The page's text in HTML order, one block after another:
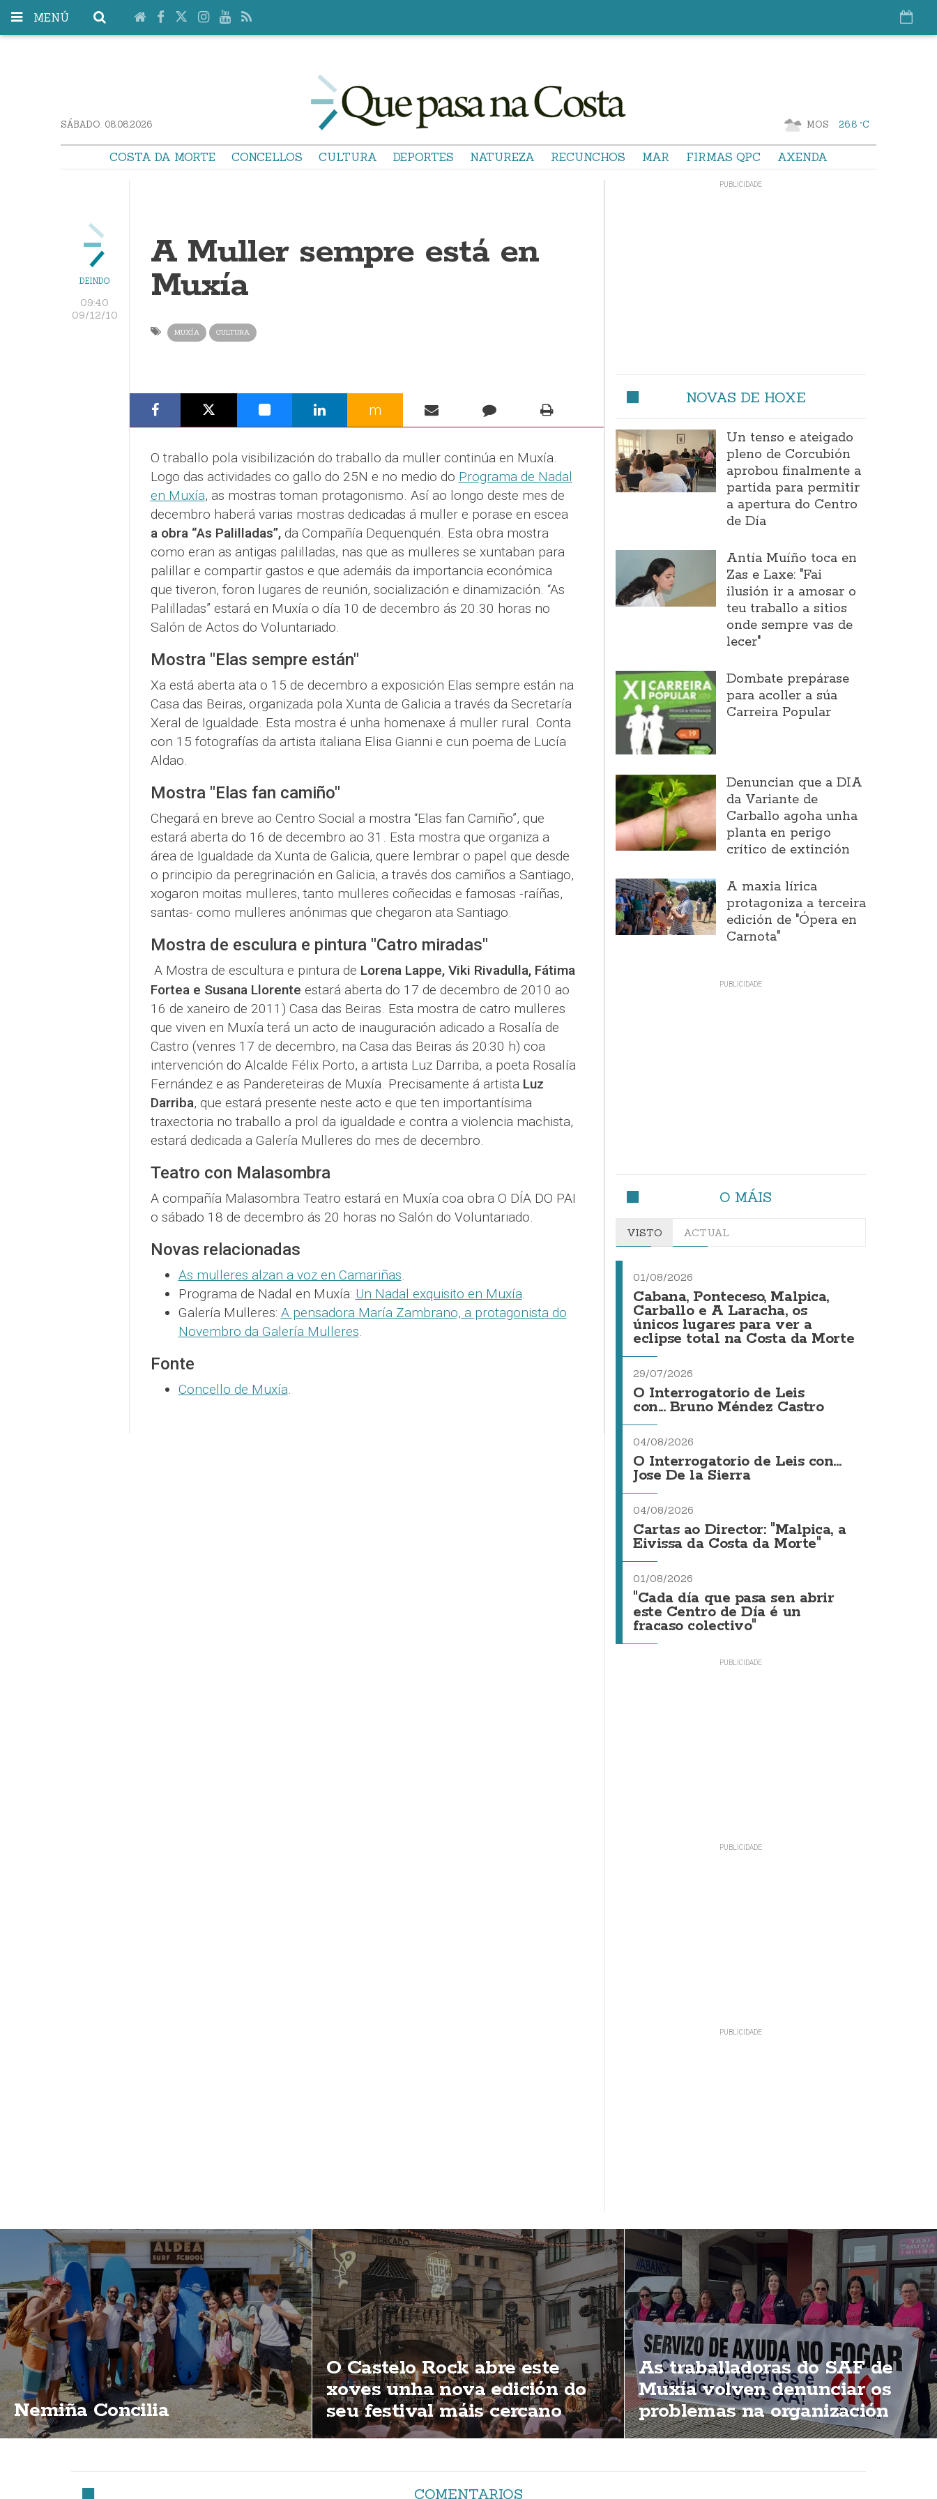
MENÚ
SÁBADO. 08.08.2026 MOS 26.8 °C
COSTA DA MORTE CONCELLOS CULTURA DEPORTES NATUREZA RECUNCHOS MAR FIRMAS QPC AXENDA
DEINDO
09:40
09/12/10
A Muller sempre está en
Muxía
MUXÍA CULTURA
m
O traballo pola visibilización do traballo da muller continúa en Muxía.
Logo das actividades co gallo do 25N e no medio do Programa de Nadal
en Muxía, as mostras toman protagonismo. Así ao longo deste mes de
decembro haberá varias mostras dedicadas á muller e porase en escea
a obra “As Palilladas”,da Compañía Dequenquén. Esta obra mostra
como eran as antigas palilladas, nas que as mulleres se xuntaban para
palillar e compartir gastos e que ademáis da importancia económica
que tiveron, foron lugares de reunión, socialización e dinamización. “As
Palilladas” estará en Muxía o día 10 de decembro ás 20.30 horas no
Salón de Actos do Voluntariado.
Mostra "Elas sempre están"
Xa está aberta ata o 15 de decembro a exposición Elas sempre están na
Casa das Beiras, organizada pola Xunta de Galicia a través da Secretaría
Xeral de Igualdade. Esta mostra é unha homenaxe á muller rural. Conta
con 15 fotografías da artista italiana Elisa Gianni e cun poema de Lucía
Aldao.
Mostra "Elas fan camiño"
Chegará en breve ao Centro Social a mostra “Elas fan Camiño”, que
estará aberta do 16 de decembro ao 31. Esta mostra que organiza a
área de Igualdade da Xunta de Galicia, quere lembrar o papel que desde
o principio da peregrinación en Galicia, a través dos camiños a Santiago,
xogaron moitas mulleres, tanto mulleres coñecidas e famosas -raíñas,
santas- como mulleres anónimas que chegaron ata Santiago.
Mostra de esculura e pintura "Catro miradas"
A Mostra de escultura e pintura de Lorena Lappe, Viki Rivadulla, Fátima
Fortea e Susana Llorente estará aberta do 17 de decembro de 2010 ao
16 de xaneiro de 2011) Casa das Beiras. Esta mostra de catro mulleres
que viven en Muxía terá un acto de inauguración adicado a Rosalía de
Castro (venres 17 de decembro, na Casa das Beiras ás 20:30 h) coa
intervención do Alcalde Félix Porto, a artista Luz Darriba, a poeta Rosalía
Fernández e as Pandereteiras de Muxía. Precisamente á artista Luz
Darriba, que estará presente neste acto e que ten importantísima
traxectoria no traballo a prol da igualdade e contra a violencia machista,
estará dedicada a Galería Mulleres do mes de decembro.
Teatro con Malasombra
A compañía Malasombra Teatro estará en Muxía coa obra O DÍA DO PAI
o sábado 18 de decembro ás 20 horas no Salón do Voluntariado.
Novas relacionadas
As mulleres alzan a voz en Camariñas.
Programa de Nadal en Muxía: Un Nadal exquisito en Muxía.
Galería Mulleres: A pensadora María Zambrano, a protagonista do
Novembro da Galería Mulleres.
Fonte
Concello de Muxía.
NOVAS DE HOXE
Un tenso e ateigado
pleno de Corcubión
aprobou finalmente a
partida para permitir
a apertura do Centro
de Día
Antía Muíño toca en
Zas e Laxe: "Fai
ilusión ir a amosar o
teu traballo a sitios
onde sempre vas de
lecer"
Dombate prepárase
para acoller a súa
Carreira Popular
Denuncian que a DIA
da Variante de
Carballo agoha unha
planta en perigo
crítico de extinción
A maxia lírica
protagoniza a terceira
edición de "Ópera en
Carnota"
O MÁIS
VISTO ACTUAL
01/08/2026
Cabana, Ponteceso, Malpica,
Carballo e A Laracha, os
únicos lugares para ver a
eclipse total na Costa da Morte
29/07/2026
O Interrogatorio de Leis
con... Bruno Méndez Castro
04/08/2026
O Interrogatorio de Leis con...
Jose De la Sierra
04/08/2026
Cartas ao Director: "Malpica, a
Eivissa da Costa da Morte"
01/08/2026
"Cada día que pasa sen abrir
este Centro de Día é un
fracaso colectivo"
Nemiña Concilia
O Castelo Rock abre este
xoves unha nova edición do
seu festival máis cercano
As traballadoras do SAF de
Muxía volven denunciar os
problemas na organización
dun servizo esencial
COMENTARIOS